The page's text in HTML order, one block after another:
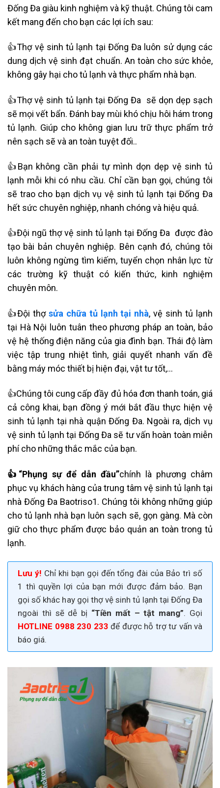
Đống Đa giàu kinh nghiệm và kỹ thuật. Chúng tôi cam
kết mang đến cho bạn các lợi ích sau:
👍Thợ vệ sinh tủ lạnh tại Đống Đa luôn sử dụng các
dung dịch vệ sinh đạt chuẩn. An toàn cho sức khỏe,
không gây hại cho tủ lạnh và thực phẩm nhà bạn.
👍Thợ vệ sinh tủ lạnh tạiĐống Đa
sẽ dọn dẹp sạch
sẽ mọi vết bẩn. Đánh bay mùi khó chịu hôi hám trong
tủ lạnh. Giúp cho không gian lưu trữ thực phẩm trở
nên sạch sẽ và an toàn tuyệt đối..
👍Bạn không cần phải tự mình dọn dẹp vệ sinh tủ
lạnh mỗi khi có nhu cầu. Chỉ cần bạn gọi, chúng tôi
sẽ trao cho bạn dịch vụ vệ sinh tủ lạnh tạiĐống Đa
hết sức chuyên nghiệp, nhanh chóng và hiệu quả.
👍Đội ngũ thợvệ sinh tủ lạnh tạiĐống Đa được đào
tạo bài bản chuyên nghiệp. Bên cạnh đó, chúng tôi
luôn không ngừng tìm kiếm, tuyển chọn nhân lực từ
các trường kỹ thuật có kiến thức, kinh nghiệm
chuyên môn.
👍Đội thợ sửa chữa tủ lạnh tại nhà, vệ sinh tủ lạnh
tại Hà Nội luôn tuân theo phương pháp an toàn, bảo
vệ hệ thống điện năng của gia đình bạn. Thái độ làm
việc tập trung nhiệt tình, giải quyết nhanh vấn đề
bằng máy móc thiết bị hiện đại, vật tư tốt,…
👍Chúng tôi cung cấp đầy đủ hóa đơn thanh toán, giá
cả công khai, bạn đồng ý mới bắt đầu thực hiện vệ
sinh tủ lạnh tại nhà quậnĐống Đa. Ngoài ra, dịch vụ
vệ sinh tủ lạnh tại Đống Đa sẽ tư vấn hoàn toàn miễn
phí cho những thắc mắc của bạn.
👍“Phụng sự để dẫn đầu”chính là phương châm
phục vụ khách hàng của trung tâm vệ sinh tủ lạnh tại
nhà Đống Đa Baotriso1. Chúng tôi không những giúp
cho tủ lạnh nhà bạn luôn sạch sẽ, gọn gàng. Mà còn
giữ cho thực phẩm được bảo quản an toàn trong tủ
lạnh.
Lưu ý! Chỉ khi bạn gọi đến tổng đài của Bảo trì số
1 thì quyền lợi của bạn mới được đảm bảo. Bạn
gọi số khác hay gọi thợ vệ sinh tủ lạnh tại Đống Đa
ngoài thì sẽ dễ bị “Tiền mất – tật mang”. Gọi
HOTLINE 0988 230 233 để được hỗ trợ tư vấn và
báo giá.